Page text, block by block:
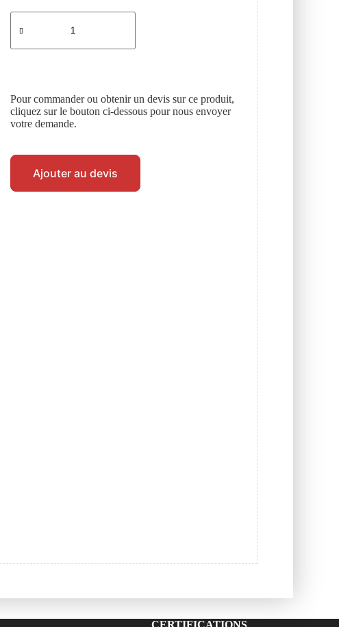
Pour commander ou obtenir un devis sur ce produit,
cliquez sur le bouton ci-dessous pour nous envoyer
votre demande.
Ajouter au devis
CERTIFICATIONS